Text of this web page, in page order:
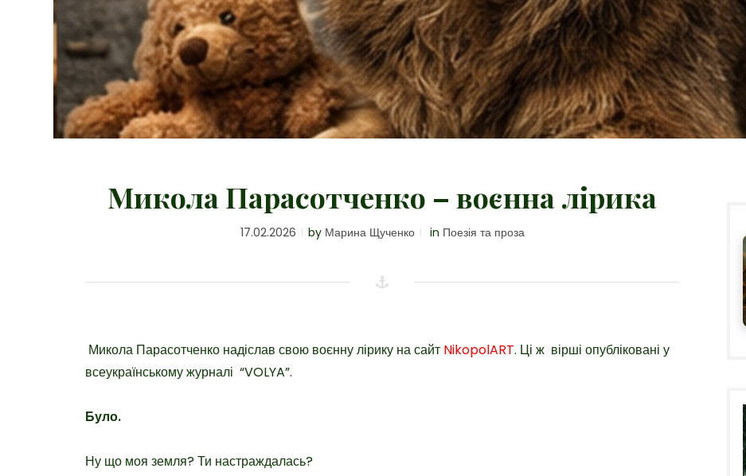
Микола Парасотченко – воєнна лірика
17.02.2026 by Марина Щученко in Поезія та проза
Микола Парасотченко надіслав свою воєнну лірику на сайт NikopolART. Ці ж вірші опубліковані у
всеукраїнському журналі “VOLYA”.
Було.
Ну що моя земля? Ти настраждалась?